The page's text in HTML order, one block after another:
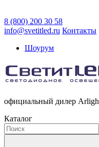
8 (800) 200 30 58
info@svetitled.ru Контакты
Шоурум
официальный дилер
Каталог